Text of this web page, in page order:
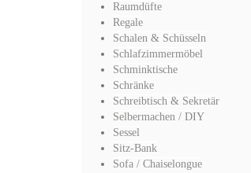
Raumdüfte
Regale
Schalen & Schüsseln
Schlafzimmermöbel
Schminktische
Schränke
Schreibtisch & Sekretär
Selbermachen / DIY
Sessel
Sitz-Bank
Sofa / Chaiselongue